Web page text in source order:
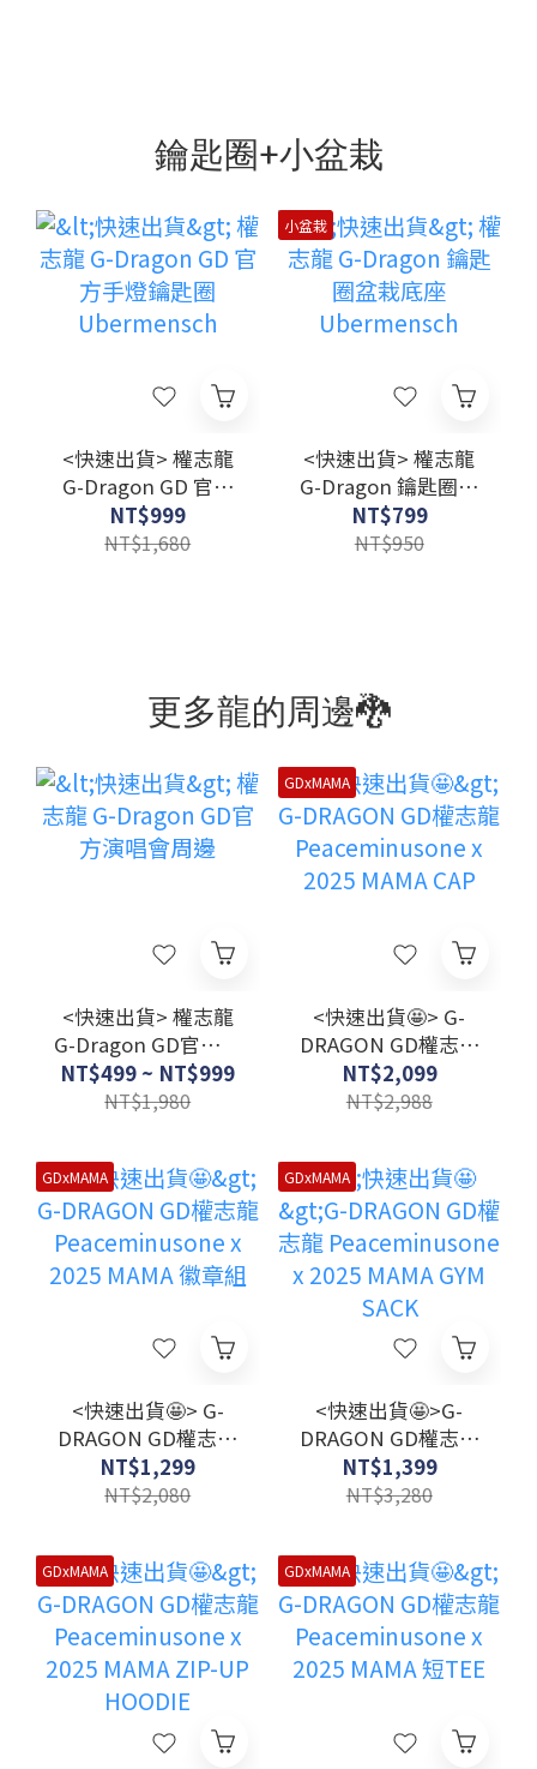
鑰匙圈+小盆栽
<快速出貨> 權志龍
G-Dragon GD 官方
手燈鑰匙圈
Ubermensch
NT$999
NT$1,680
小盆栽
<快速出貨> 權志龍
G-Dragon 鑰匙圈盆
栽底座
Ubermensch
NT$799
NT$950
更多龍的周邊🐉
<快速出貨> 權志龍
G-Dragon GD官方演
唱會周邊
NT$499 ~ NT$999
NT$1,980
GDxMAMA
<快速出貨🤩> G-
DRAGON GD權志龍
Peaceminusone x
2025 MAMA CAP
NT$2,099
NT$2,988
GDxMAMA
<快速出貨🤩> G-
DRAGON GD權志龍
Peaceminusone x
2025 MAMA 徽章組
NT$1,299
NT$2,080
GDxMAMA
<快速出貨🤩>G-
DRAGON GD權志龍
Peaceminusone x
2025 MAMA GYM
NT$1,399
NT$3,280
GDxMAMA GDxMAMA